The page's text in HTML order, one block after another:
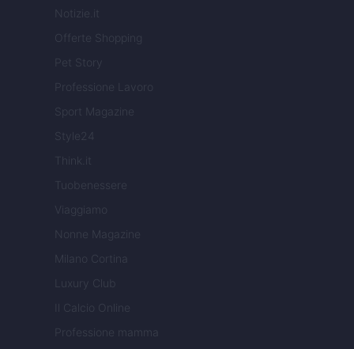
Notizie.it
Offerte Shopping
Pet Story
Professione Lavoro
Sport Magazine
Style24
Think.it
Tuobenessere
Viaggiamo
Nonne Magazine
Milano Cortina
Luxury Club
Il Calcio Online
Professione mamma